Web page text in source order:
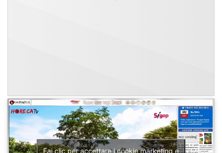
Fai clic per accettare i cookie marketing e